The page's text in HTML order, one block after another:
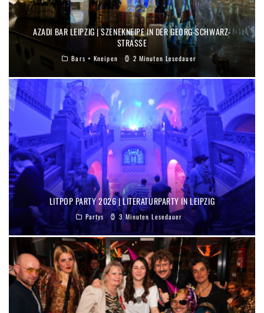
AZADI BAR LEIPZIG | SZENEKNEIPE IN DER GEORG-SCHWARZ-
STRASSE
Bars + Kneipen 2 Minuten Lesedauer
LITPOP PARTY 2026 | LITERATURPARTY IN LEIPZIG
Partys 3 Minuten Lesedauer